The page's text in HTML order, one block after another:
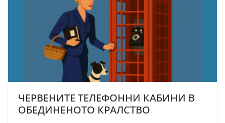
ЧЕРВЕНИТЕ ТЕЛЕФОННИ КАБИНИ В
ОБЕДИНЕНОТО КРАЛСТВО